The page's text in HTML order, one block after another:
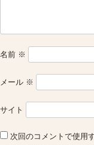
名前 ※
メール ※
サイト
次回のコメントで使用